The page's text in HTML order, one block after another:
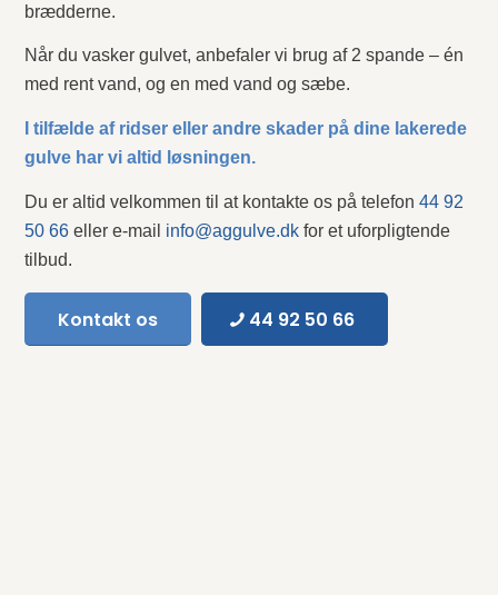
brædderne.
Når du vasker gulvet, anbefaler vi brug af 2 spande – én
med rent vand, og en med vand og sæbe.
I tilfælde af ridser eller andre skader på dine lakerede
gulve har vi altid løsningen.
Du er altid velkommen til at kontakte os på telefon44 92
50 66 eller e-mail info@aggulve.dk for et uforpligtende
tilbud.
Kontakt os 44 92 50 66